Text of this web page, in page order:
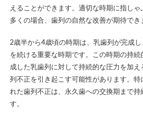
えることができます。適切な時期に指しゃ
多くの場合、歯列の自然な改善が期待でき
2歳半から4歳頃の時期は、乳歯列が完成
を続ける重要な時期です。この時期の持
成した乳歯列に対して持続的な圧力を加
列不正を引き起こす可能性があります。特
れた歯列不正は、永久歯への交換期まで持
す。